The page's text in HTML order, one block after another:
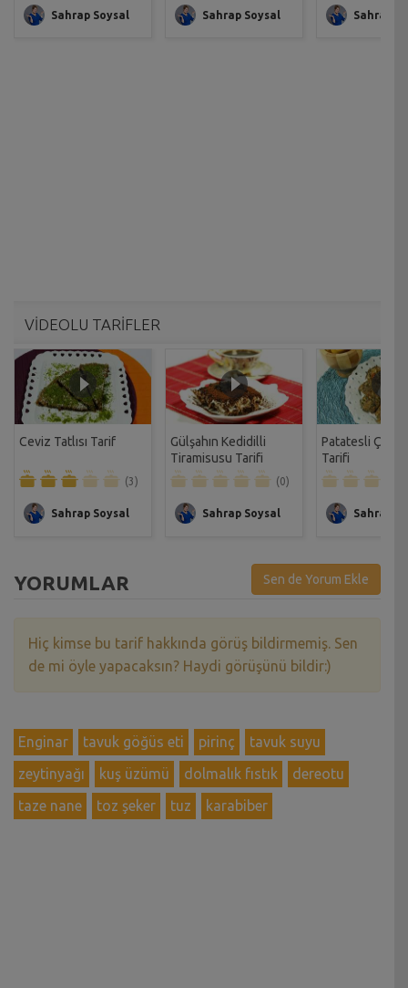
Sahrap Soysal Sahrap Soysal Sahrap
VİDEOLU TARİFLER
Ceviz Tatlısı Tarif
(3)
Sahrap Soysal
Gülşahın Kedidilli
Tiramisusu Tarifi
(0)
Sahrap Soysal
Patatesli Çıtır
Tarifi
Sahrap
YORUMLAR Sen de Yorum Ekle
Hiç kimse bu tarif hakkında görüş bildirmemiş. Sen
de mi öyle yapacaksın? Haydi görüşünü bildir:)
Enginar tavuk göğüs eti pirinç
tavuk suyu
zeytinyağı
kuş üzümü dolmalık fıstık
dereotu
taze nane
toz şeker tuz karabiber